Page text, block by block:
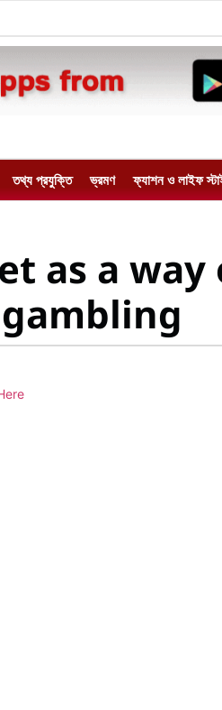
তথ্য প্রযুক্তি ভ্রমণ ফ্যাশন ও লাইফ
as a way